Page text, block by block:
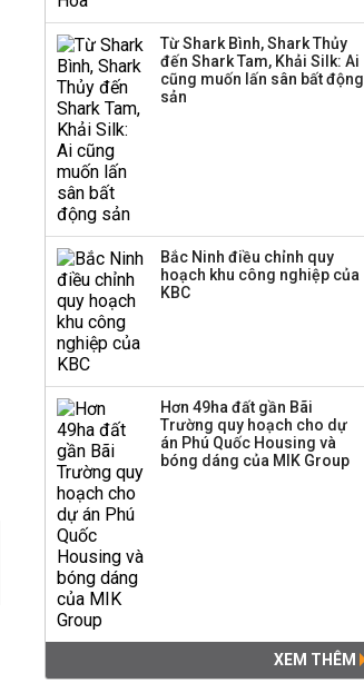
Công ty 100 tỷ của
Huấn Hoa Hồng bỗng
dưng ‘biến mất’, một
Từ Shark Bình, Shark Thủy
đến Shark Tam, Khải Silk: Ai
cũng muốn lấn sân bất động
sản
Bắc Ninh điều chỉnh quy
hoạch khu công nghiệp của
KBC
Hơn 49ha đất gần Bãi
Trường quy hoạch cho dự
án Phú Quốc Housing và
bóng dáng của MIK Group
XEM THÊM